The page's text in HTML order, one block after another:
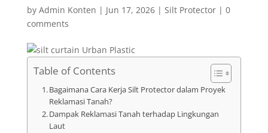
by Admin Konten | Jun 17, 2026| Silt Protector| 0
comments
Table of Contents
Bagaimana Cara Kerja Silt Protector dalam Proyek
Reklamasi Tanah?
Dampak Reklamasi Tanah terhadap Lingkungan
Laut